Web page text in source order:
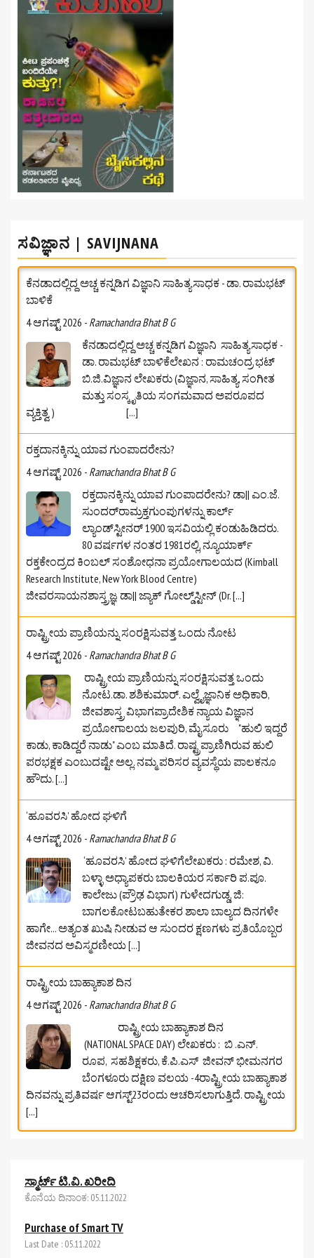
ಸವಿಜ್ಞಾನ | SAVIJNANA
ಕೆನಡಾದಲ್ಲಿದ್ದ ಅಚ್ಚ ಕನ್ನಡಿಗ ವಿಜ್ಞಾನಿ ಸಾಹಿತ್ಯಸಾಧಕ - ಡಾ. ರಾಮಭಟ್‌
ಬಾಳಿಕೆ
4 ಆಗಷ್ಟ್ 2026 - Ramachandra Bhat B G
ಕೆನಡಾದಲ್ಲಿದ್ದ ಅಚ್ಚ ಕನ್ನಡಿಗ ವಿಜ್ಞಾನಿ ಸಾಹಿತ್ಯಸಾಧಕ -
ಡಾ. ರಾಮಭಟ್‌ ಬಾಳಿಕೆಲೇಖನ : ರಾಮಚಂದ್ರ ಭಟ್
ಬಿ.ಜಿ.ವಿಜ್ಞಾನ ಲೇಖಕರು (ವಿಜ್ಞಾನ, ಸಾಹಿತ್ಯ, ಸಂಗೀತ
ಮತ್ತು ಸಂಸ್ಕೃತಿಯ ಸಂಗಮವಾದ ಅಪರೂಪದ
ವ್ಯಕ್ತಿತ್ವ ) [...]
ರಕ್ತದಾನಕ್ಕಿನ್ನು ಯಾವ ಗುಂಪಾದರೇನು?
4 ಆಗಷ್ಟ್ 2026 - Ramachandra Bhat B G
ರಕ್ತದಾನಕ್ಕಿನ್ನು ಯಾವ ಗುಂಪಾದರೇನು? ಡಾ|| ಎಂ.ಜೆ.
ಸುಂದರ್‌ರಾಮ್ರಕ್ತಗುಂಪುಗಳನ್ನು ಕಾರ್ಲ್
ಲ್ಯಾಂಡ್‌ಸ್ಟೀನರ್ 1900 ಇಸವಿಯಲ್ಲಿ ಕಂಡುಹಿಡಿದರು.
80 ವರ್ಷಗಳ ನಂತರ 1981ರಲ್ಲಿ, ನ್ಯೂಯಾರ್ಕ್
ರಕ್ತಕೇಂದ್ರದ ಕಿಂಬಲ್ ಸಂಶೋಧನಾ ಪ್ರಯೋಗಾಲಯದ (Kimball
Research Institute, New York Blood Centre)
ಜೀವರಸಾಯನಶಾಸ್ತ್ರಜ್ಞ ಡಾ|| ಜ್ಯಾಕ್ ಗೋಲ್ಡ್‌ಸ್ಟೀನ್ (Dr.[...]
ರಾಷ್ಟ್ರೀಯ ಪ್ರಾಣಿಯನ್ನು ಸಂರಕ್ಷಿಸುವತ್ತ ಒಂದು ನೋಟ
4 ಆಗಷ್ಟ್ 2026 - Ramachandra Bhat B G
ರಾಷ್ಟ್ರೀಯ ಪ್ರಾಣಿಯನ್ನು ಸಂರಕ್ಷಿಸುವತ್ತ ಒಂದು
ನೋಟ.ಡಾ. ಶಶಿಕುಮಾರ್. ಎಲ್ವೈಜ್ಞಾನಿಕ ಅಧಿಕಾರಿ,
ಜೀವಶಾಸ್ತ್ರ ವಿಭಾಗಪ್ರಾದೇಶಿಕ ನ್ಯಾಯ ವಿಜ್ಞಾನ
ಪ್ರಯೋಗಾಲಯ ಜಲಪುರಿ, ಮೈಸೂರು "ಹುಲಿ ಇದ್ದರೆ
ಕಾಡು, ಕಾಡಿದ್ದರೆ ನಾಡು" ಎಂಬ ಮಾತಿದೆ. ರಾಷ್ಟ್ರಪ್ರಾಣಿಗಿರುವ ಹುಲಿ
ಪರಭಕ್ಷಕ ಎಂಬುದಷ್ಟೇ ಅಲ್ಲ. ನಮ್ಮ ಪರಿಸರ ವ್ಯವಸ್ಥೆಯ ಪಾಲಕನೂ
ಹೌದು.[...]
‘ಹೂವರಸಿ’ ಹೋದ ಘಳಿಗೆ
4 ಆಗಷ್ಟ್ 2026 - Ramachandra Bhat B G
‘ಹೂವರಸಿ’ ಹೋದ ಘಳಿಗೆಲೇಖಕರು : ರಮೇಶ, ವಿ.
ಬಳ್ಳಾ ಅಧ್ಯಾಪಕರು ಬಾಲಕಿಯರ ಸರ್ಕಾರಿ ಪ.ಪೂ.
ಕಾಲೇಜು (ಪ್ರೌಢ ವಿಭಾಗ) ಗುಳೇದಗುಡ್ಡ, ಜಿ:
ಬಾಗಲಕೋಟ‌ಬಹುತೇಕರ ಶಾಲಾ ಬಾಲ್ಯದ ದಿನಗಳೇ
ಹಾಗೇ... ಅತ್ಯಂತ ಖುಷಿ ನೀಡುವ ಆ ಸುಂದರ ಕ್ಷಣಗಳು ಪ್ರತಿಯೊಬ್ಬರ
ಜೀವನದ ಅವಿಸ್ಮರಣೀಯ[...]
ರಾಷ್ಟ್ರೀಯ ಬಾಹ್ಯಾಕಾಶ ದಿನ
4 ಆಗಷ್ಟ್ 2026 - Ramachandra Bhat B G
ರಾಷ್ಟ್ರೀಯ ಬಾಹ್ಯಾಕಾಶ ದಿನ
(NATIONAL SPACE DAY) ಲೇಖಕರು : ಬಿ .ಎನ್.
ರೂಪ, ಸಹಶಿಕ್ಷಕರು, ಕೆ.ಪಿ.ಎಸ್‌ ಜೀವನ್‌ ಭೀಮನಗರ
ಬೆಂಗಳೂರು ದಕ್ಷಿಣ ವಲಯ -4ರಾಷ್ಟ್ರೀಯ ಬಾಹ್ಯಾಕಾಶ
ದಿನವನ್ನು ಪ್ರತಿವರ್ಷ ಆಗಸ್ಟ್23ರಂದು ಆಚರಿಸಲಾಗುತ್ತಿದೆ. ರಾಷ್ಟ್ರೀಯ
[...]
ಆಗಸ್ಟ್‌ 2026ರ ಸೈಂಟೂನ್‌ಗಳು ✍️ ಶ್ರೀಮತಿ ಜಯಶ್ರೀ
ಕೊನೆಯ ದಿನಾಂಕ: 05.11.2022
Purchase of Smart TV
Last Date : 05.11.2022